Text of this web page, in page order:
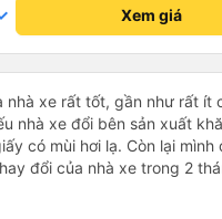
Xem giá
nhà xe rất tốt, gần như rất ít
nhà xe đổi bên sản xuất
có mùi hơi lạ. Còn lại mình
đổi của nhà xe trong 2
càng thân thiện, quy trình